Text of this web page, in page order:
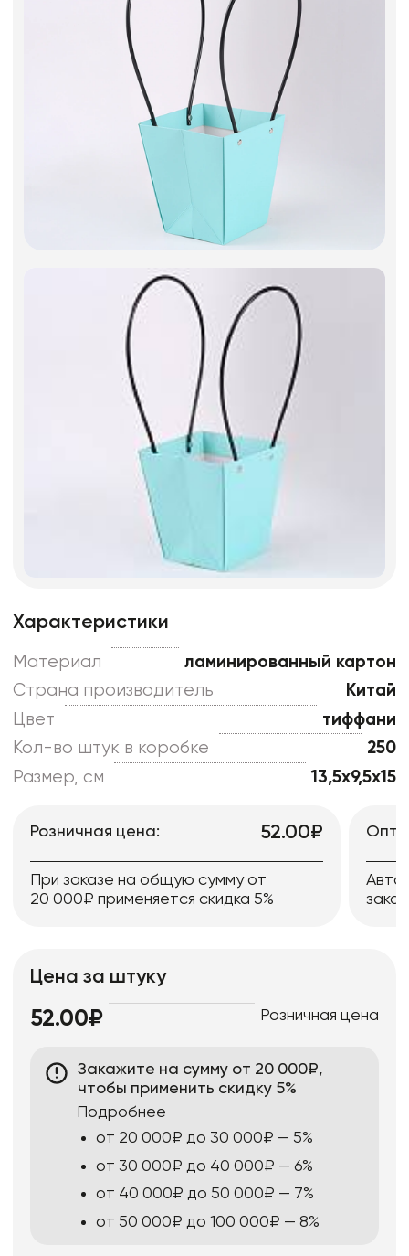
Характеристики
Материал
ламинированный картон
Страна производитель
Китай
Цвет
тиффани
Кол-во штук в коробке
250
Размер, см
13,5x9,5x15
Розничная цена: 52.00₽
При заказе на общую сумму от
20 000₽ применяется скидка 5%
Цена за штуку
52.00₽ Розничная цена
Закажите на сумму от 20 000₽,
чтобы применить скидку 5%
Подробнее
от 20 000₽ до 30 000₽ — 5%
от 30 000₽ до 40 000₽ — 6%
от 40 000₽ до 50 000₽ — 7%
от 50 000₽ до 100 000₽ — 8%